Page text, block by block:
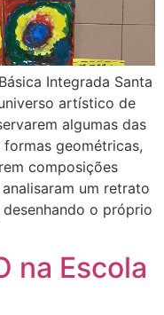
Integrada Santa
artístico de
algumas das
geométricas,
composições
um retrato
o próprio
na Escola